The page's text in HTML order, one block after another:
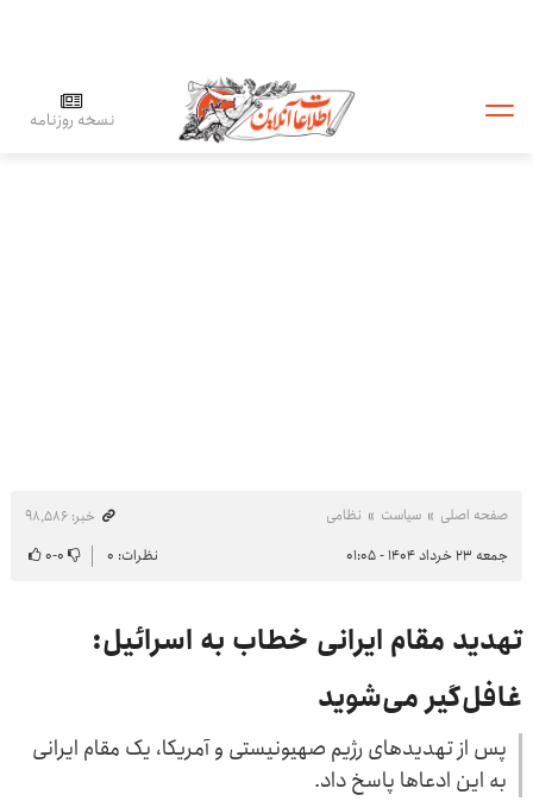
نسخه روزنامه
صفحه اصلی سیاست نظامی
خبر: ۹۸٬۵۸۶
جمعه ۲۳ خرداد ۱۴۰۴ - ۰۱:۰۵
نظرات: ۰ ۰-۰
تهدید مقام ایرانی خطاب به اسرائیل:
غافل‌گیر می‌شوید
پس از تهدیدهای رژیم صهیونیستی و آمریکا، یک مقام ایرانی
به این ادعاها پاسخ داد.